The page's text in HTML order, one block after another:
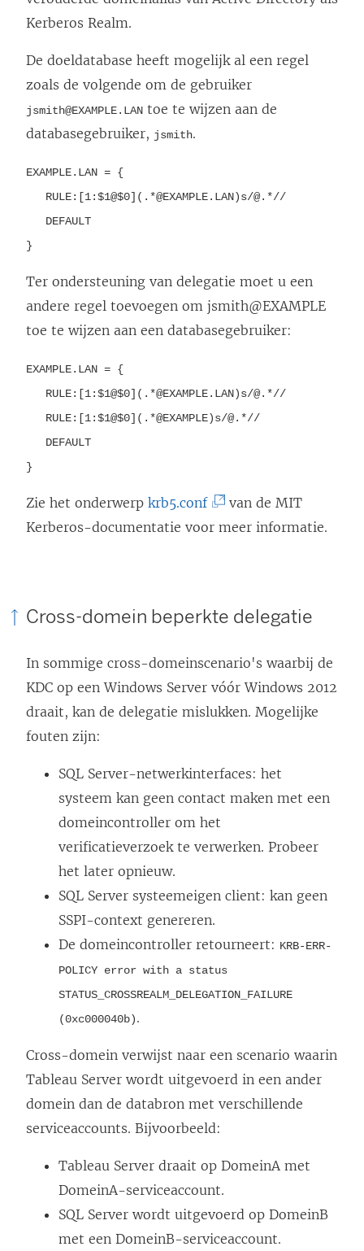
Kerberos Realm.
De doeldatabase heeft mogelijk al een regel
zoals de volgende om de gebruiker
jsmith@EXAMPLE.LAN toe te wijzen aan de
databasegebruiker, jsmith.
EXAMPLE.LAN = {
RULE:[1:$1@$0](.*@EXAMPLE.LAN)s/@.*//
DEFAULT
}
Ter ondersteuning van delegatie moet u een
andere regel toevoegen om jsmith@EXAMPLE
toe te wijzen aan een databasegebruiker:
EXAMPLE.LAN = {
RULE:[1:$1@$0](.*@EXAMPLE.LAN)s/@.*//
RULE:[1:$1@$0](.*@EXAMPLE)s/@.*//
DEFAULT
}
Zie het onderwerp krb5.conf(
L
w
r
d
t
n
e
e
n
i
e
u
w
v
s
t
e
r
g
e
o
p
van de MIT
Kerberos-documentatie voor meer informatie.
Cross-domein beperkte delegatie
In sommige cross-domeinscenario's waarbij de
KDC op een Windows Server vóór Windows 2012
draait, kan de delegatie mislukken. Mogelijke
fouten zijn:
SQL Server-netwerkinterfaces: het
systeem kan geen contact maken met een
domeincontroller om het
verificatieverzoek te verwerken. Probeer
het later opnieuw.
SQL Server systeemeigen client: kan geen
SSPI-context genereren.
De domeincontroller retourneert: KRB-ERR-
POLICY error with a status
STATUS_CROSSREALM_DELEGATION_FAILURE
(0xc000040b).
Cross-domein verwijst naar een scenario waarin
Tableau Server wordt uitgevoerd in een ander
domein dan de databron met verschillende
serviceaccounts. Bijvoorbeeld:
Tableau Server draait op DomeinA met
DomeinA-serviceaccount.
SQL Server wordt uitgevoerd op DomeinB
met een DomeinB-serviceaccount.